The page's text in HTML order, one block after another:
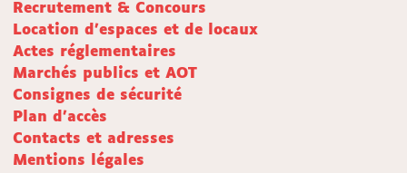
Recrutement & Concours
Location d'espaces et de locaux
Actes réglementaires
Marchés publics et AOT
Consignes de sécurité
Plan d'accès
Contacts et adresses
Mentions légales